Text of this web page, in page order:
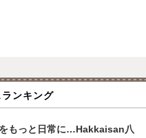
ンキング
もっと日常に…Hakkaisan八